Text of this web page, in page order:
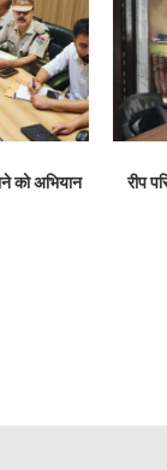
को अभियान
रीप